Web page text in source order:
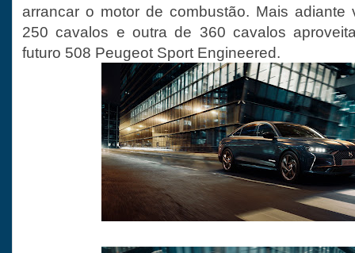
arrancar o motor de combustão. Mais adiante
250 cavalos e outra de 360 cavalos
futuro 508 Peugeot Sport Engineered.